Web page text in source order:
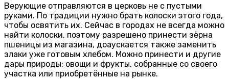
Верующие отправляются в церковь не с пустыми
руками. По традиции нужно брать колоски этого года,
чтобы освятить их. Сейчас в городах не всегда можно
найти колоски, поэтому разрешено принести зёрна
пшеницы из магазина, доаускается также заменить
злаки уже готовым хлебом. Можно принести и другие
дары природы: овощи и фрукты, собранные со своего
участка или приобретённые на рынке.